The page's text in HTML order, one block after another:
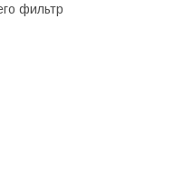
фильтр